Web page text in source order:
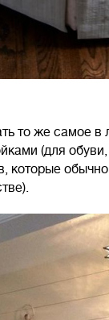
то же самое в
(для
которые